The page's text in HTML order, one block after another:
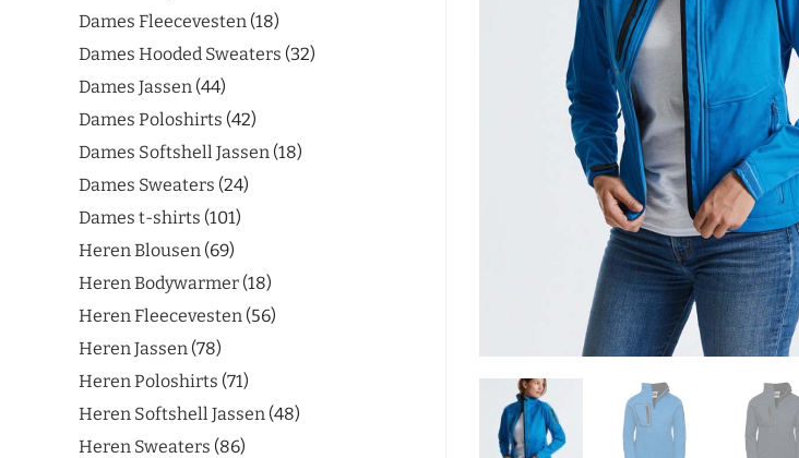
Dames Fleecevesten 18
Dames Hooded Sweaters 32
Dames Jassen 44
Dames Poloshirts 42
Dames Softshell Jassen 18
Dames Sweaters 24
Dames t-shirts 101
Heren Blousen 69
Heren Bodywarmer 18
Heren Fleecevesten 56
Heren Jassen 78
Heren Poloshirts 71
Heren Softshell Jassen 48
Heren Sweaters 86